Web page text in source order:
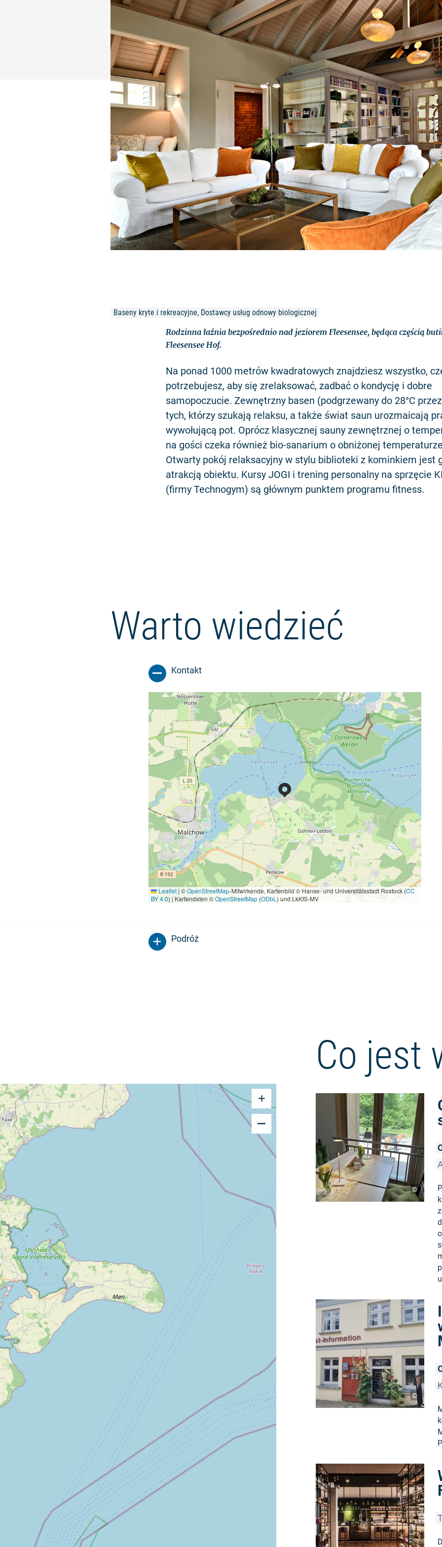
Baseny kryte i rekreacyjne, Dostawcy usług odnowy biologicznej
Rodzinna łaźnia bezpośrednio nad jeziorem Fleesensee, będąca częścią
Fleesensee Hof.
Na ponad 1000 metrów kwadratowych znajdziesz wszystko,
potrzebujesz, aby się zrelaksować, zadbać o kondycję i dobre
samopoczucie. Zewnętrzny basen (podgrzewany do 28°C
tych, którzy szukają relaksu, a także świat saun urozmaicają
wywołującą pot. Oprócz klasycznej sauny zewnętrznej o
na gości czeka również bio-sanarium o obniżonej temperaturze
Otwarty pokój relaksacyjny w stylu biblioteki z kominkiem jest
atrakcją obiektu. Kursy JOGI i trening personalny na sprzęcie
(firmy Technogym) są głównym punktem programu fitness.
Warto wiedzieć
Kontakt
Leaflet | ©OpenStreetMap-Mitwirkende, Kartenbild © Hanse- und Universitätsstadt Rostock (CC
BY 4.0) | Kartendaten ©OpenStreetMap(ODbL ) und LkKfS-MV
Podróż
Co jest
©
©